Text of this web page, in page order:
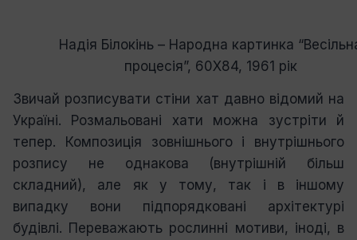
Надія Білокінь – Народна картинка
процесія”, 60Х84, 1961 рік
Звичай розписувати стіни хат давно відомий на
Україні. Розмальовані хати можна зустріти й
тепер. Композиція зовнішнього і внутрішнього
розпису не однакова (внутрішній більш
складний), але як у тому, так і в іншому
випадку вони підпорядковані архітектурі
будівлі. Переважають рослинні мотиви, іноді, в